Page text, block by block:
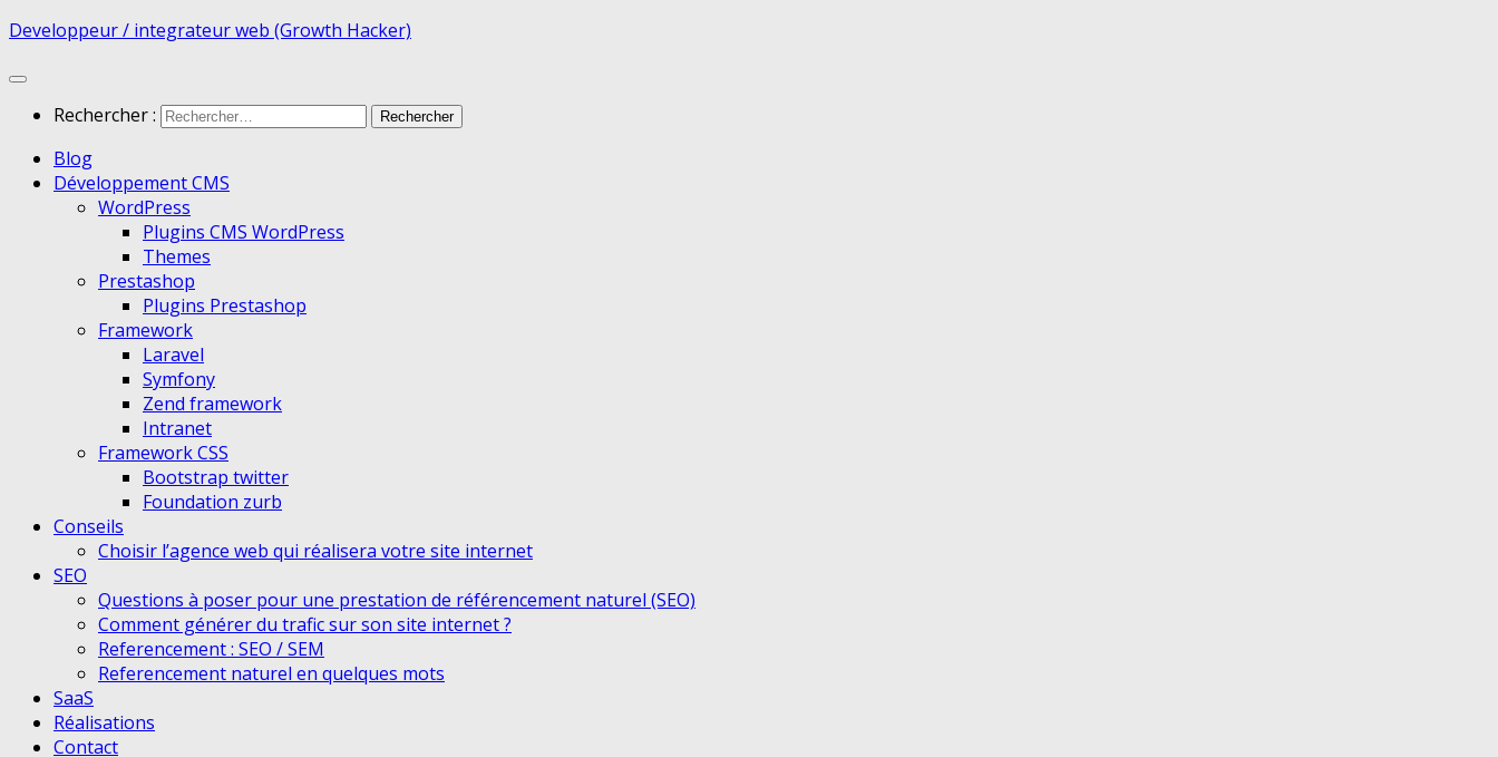
Developpeur / integrateur web (Growth Hacker)
Rechercher :
Blog
Développement CMS
WordPress
Plugins CMS WordPress
Themes
Prestashop
Plugins Prestashop
Framework
Laravel
Symfony
Zend framework
Intranet
Framework CSS
Bootstrap twitter
Foundation zurb
Conseils
Choisir l’agence web qui réalisera votre site internet
SEO
Questions à poser pour une prestation de référencement naturel (SEO)
Comment générer du trafic sur son site internet ?
Referencement : SEO / SEM
Referencement naturel en quelques mots
SaaS
Réalisations
Contact